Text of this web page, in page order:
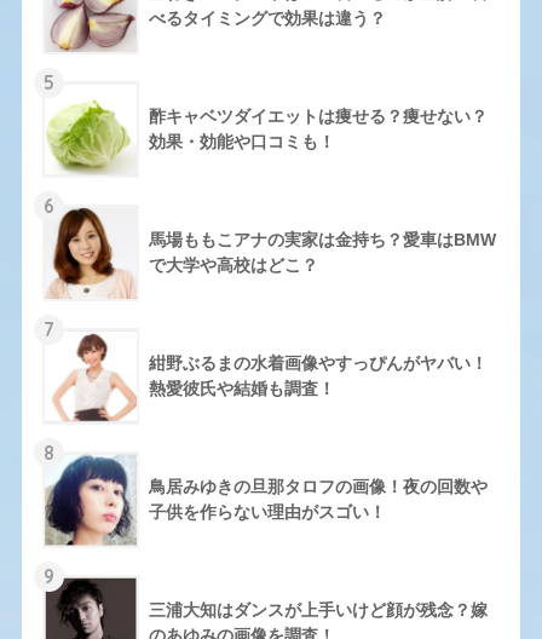
べるタイミングで効果は違う？
5
酢キャベツダイエットは痩せる？痩せない？
効果・効能や口コミも！
6
馬場ももこアナの実家は金持ち？愛車はBMW
で大学や高校はどこ？
7
紺野ぶるまの水着画像やすっぴんがヤバい！
熱愛彼氏や結婚も調査！
8
鳥居みゆきの旦那タロフの画像！夜の回数や
子供を作らない理由がスゴい！
9
三浦大知はダンスが上手いけど顔が残念？嫁